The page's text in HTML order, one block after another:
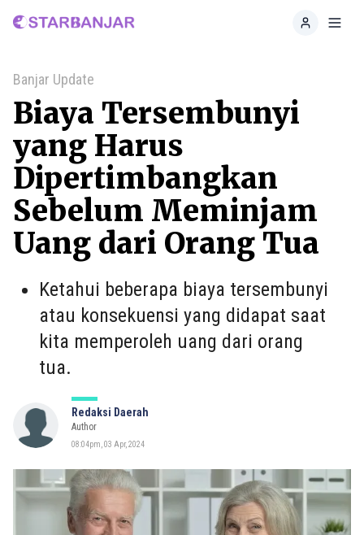
Home
Banjar Update
Biaya Tersembunyi
yang Harus
Dipertimbangkan
Sebelum Meminjam
Uang dari Orang Tua
Ketahui beberapa biaya tersembunyi
atau konsekuensi yang didapat saat
kita memperoleh uang dari orang
tua.
Redaksi Daerah
Author
08:04pm, 03 Apr, 2024